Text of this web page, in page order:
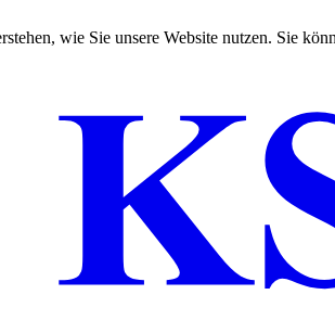
wie Sie unsere Website nutzen. Sie